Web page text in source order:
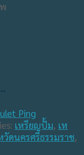
เหรียญปั้ม, เห
วัดนครศรีธรรมราช,